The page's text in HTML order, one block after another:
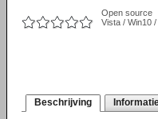
Open source
Vista / Win10
Beschrijving